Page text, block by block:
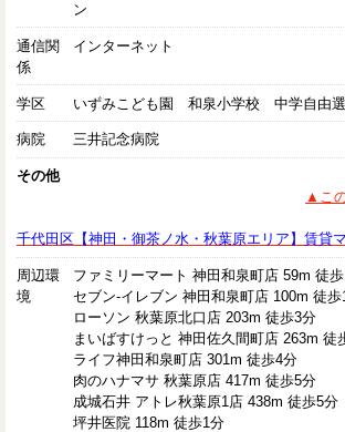
ン
通信関
係
インターネット
学区 いずみこども園 和泉小学校 中学自由
病院 三井記念病院
その他
▲こ
千代田区【神田・御茶ノ水・秋葉原エリア】賃貸
周辺環
境
ファミリーマート 神田和泉町店 59m 徒
セブン-イレブン 神田和泉町店 100m 徒歩
ローソン 秋葉原北口店 203m 徒歩3分
まいばすけっと 神田佐久間町店 263m 徒
ライフ神田和泉町店 301m 徒歩4分
肉のハナマサ 秋葉原店 417m 徒歩5分
成城石井 アトレ秋葉原1店 438m 徒歩5分
坪井医院 118m 徒歩1分